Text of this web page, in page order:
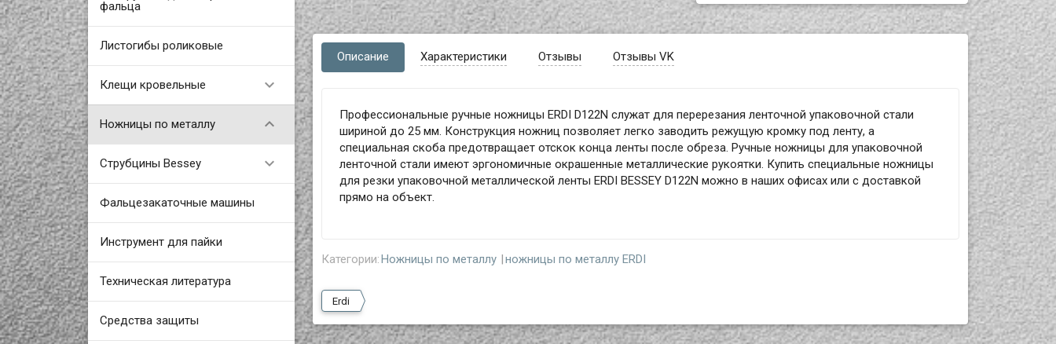
фальца
Листогибы роликовые
Клещи кровельные 
Ножницы по металлу 
Струбцины Bessey 
Фальцезакаточные машины
Инструмент для пайки
Техническая литература
Средства защиты
Описание Характеристики Отзывы Отзывы VK
Профессиональные ручные ножницы ERDI D122N служат для перерезания ленточной упаковочной стали
шириной до 25 мм. Конструкция ножниц позволяет легко заводить режущую кромку под ленту, а
специальная скоба предотвращает отскок конца ленты после обреза. Ручные ножницы для упаковочной
ленточной стали имеют эргономичные окрашенные металлические рукоятки. Купить специальные ножницы
для резки упаковочной металлической ленты ERDI BESSEY D122N можно в наших офисах или с доставкой
прямо на объект.
Категории:Ножницы по металлу ножницы по металлу ERDI
Erdi